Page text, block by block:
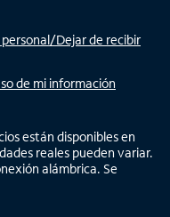
Dejar de recibir
de mi información
están disponibles en
reales pueden variar.
alámbrica. Se